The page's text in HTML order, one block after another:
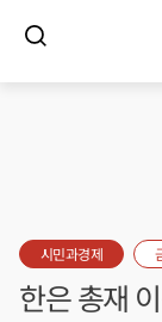
시민과경제
한은 총재